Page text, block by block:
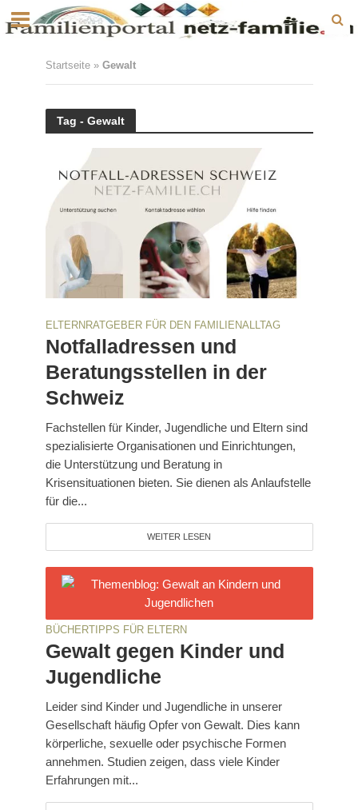
Startseite» Gewalt
Tag - Gewalt
ELTERNRATGEBER FÜR DEN FAMILIENALLTAG
Notfalladressen und
Beratungsstellen in der
Schweiz
Fachstellen für Kinder, Jugendliche und Eltern sind
spezialisierte Organisationen und Einrichtungen,
die Unterstützung und Beratung in
Krisensituationen bieten. Sie dienen als Anlaufstelle
für die...
WEITER LESEN
BÜCHERTIPPS FÜR ELTERN
Gewalt gegen Kinder und
Jugendliche
Leider sind Kinder und Jugendliche in unserer
Gesellschaft häufig Opfer von Gewalt. Dies kann
körperliche, sexuelle oder psychische Formen
annehmen. Studien zeigen, dass viele Kinder
Erfahrungen mit...